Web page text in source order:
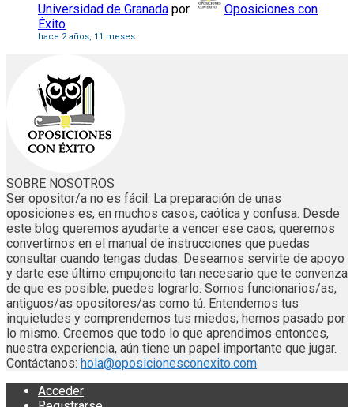
Universidad de Granada por
Oposiciones con
Éxito
hace 2 años, 11 meses
SOBRE NOSOTROS
Ser opositor/a no es fácil. La preparación de unas
oposiciones es, en muchos casos, caótica y confusa. Desde
este blog queremos ayudarte a vencer ese caos; queremos
convertirnos en el manual de instrucciones que puedas
consultar cuando tengas dudas. Deseamos servirte de apoyo
y darte ese último empujoncito tan necesario que te convenza
de que es posible; puedes lograrlo. Somos funcionarios/as,
antiguos/as opositores/as como tú. Entendemos tus
inquietudes y comprendemos tus miedos; hemos pasado por
lo mismo. Creemos que todo lo que aprendimos entonces,
nuestra experiencia, aún tiene un papel importante que jugar.
Contáctanos: hola@oposicionesconexito.com
Acceder